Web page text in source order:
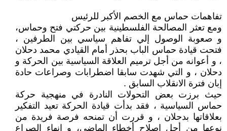
تفاهمات حماس مع الخصم الأكبر للرئيس
ومع تعثر المصالحة الفلسطينية بين حركتي فتح وحماس،
و صعوبة الوصول إلي تفاهم سياسي بين الطرفين ،
فتحت قيادة حماس الباب بحذر أمام القيادي محمد دحلان
، و أعوانه من أجل ترميم العلاقة السياسية بين الحركة و
دحلان ، و التي شهدت سابقا اضطرابات وصراعات حادة
إبان فترة الانقلاب السابق .
حيث برزت بعض التحولات النادرة في منهجية حركة
حماس السياسية ، فقد بدأت قيادة الحركة تعيد التفكير
بعلاقاتها بدحلان ، و قررت أن تمنحه فرصة فريدة من
نوعها من أجل إصلاح أخطاء الماضي، و إنهاء الصراع